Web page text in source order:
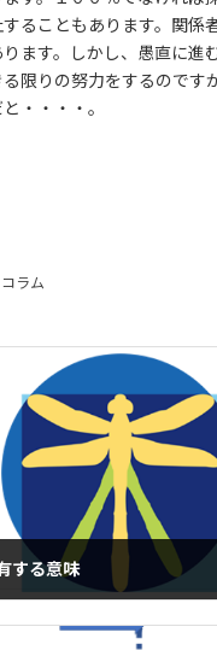
ることもあります。関係
ます。しかし、愚直に進
限りの努力をするのです
・・・・。
コラム
する意味